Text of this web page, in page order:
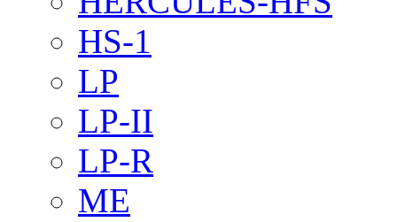
HS-1
LP
LP-II
LP-R
ME